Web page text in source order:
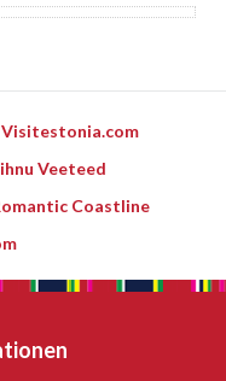
Visitestonia.com
Veeteed
Coastline